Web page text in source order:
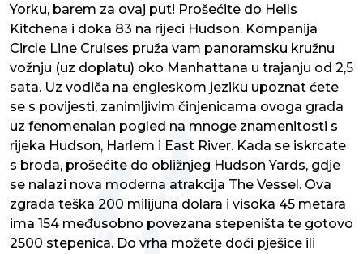
Yorku, barem za ovaj put! Prošećite do Hells
Kitchena i doka 83 na rijeci Hudson. Kompanija
Circle Line Cruises pruža vam panoramsku kružnu
vožnju (uz doplatu) oko Manhattana u trajanju od 2,5
sata. Uz vodiča na engleskom jeziku upoznat ćete
se s povijesti, zanimljivim činjenicama ovoga grada
uz fenomenalan pogled na mnoge znamenitosti s
rijeka Hudson, Harlem i East River. Kada se iskrcate
s broda, prošećite do obližnjeg Hudson Yards, gdje
se nalazi nova moderna atrakcija The Vessel. Ova
zgrada teška 200 milijuna dolara i visoka 45 metara
ima 154 međusobno povezana stepeništa te gotovo
2500 stepenica. Do vrha možete doći pješice ili